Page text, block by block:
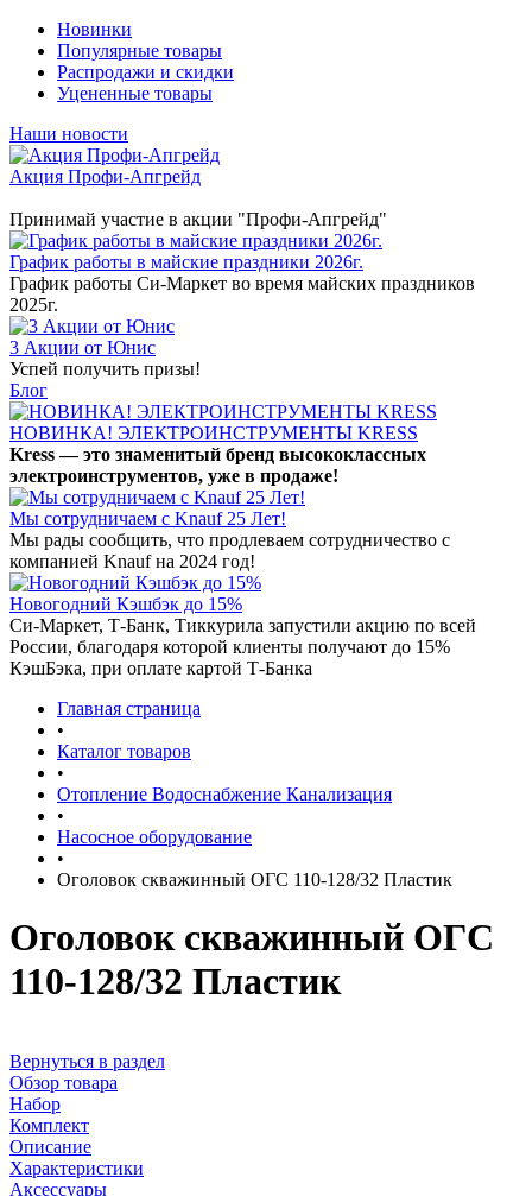
Новинки
Популярные товары
Распродажи и скидки
Уцененные товары
Наши новости
Акция Профи-Апгрейд
Принимай участие в акции "Профи-Апгрейд"
График работы в майские праздники 2026г.
График работы Си-Маркет во время майских праздников
2025г.
3 Акции от Юнис
Успей получить призы!
Блог
НОВИНКА! ЭЛЕКТРОИНСТРУМЕНТЫ KRESS
Kress — это знаменитый бренд высококлассных
электроинструментов, уже в продаже!
Мы сотрудничаем с Knauf 25 Лет!
Мы рады сообщить, что продлеваем сотрудничество с
компанией Knauf на 2024 год!
Новогодний Кэшбэк до 15%
Си-Маркет, Т-Банк, Тиккурила запустили акцию по всей
России, благодаря которой клиенты получают до 15%
КэшБэка, при оплате картой Т-Банка
Главная страница
•
Каталог товаров
•
Отопление Водоснабжение Канализация
•
Насосное оборудование
•
Оголовок скважинный ОГС 110-128/32 Пластик
Оголовок скважинный ОГС
110-128/32 Пластик
Вернуться в раздел
Обзор товара
Набор
Комплект
Описание
Характеристики
Аксессуары